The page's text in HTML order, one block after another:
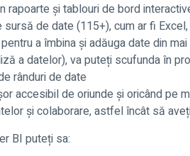
rapoarte și tablouri de bord
de date (115+), cum ar fi
a îmbina și adăuga date din
a datelor), va puteți scufunda în
rânduri de date
accesibil de oriunde și oricând pe
și colaborare, astfel încât să
BI puteți sa: